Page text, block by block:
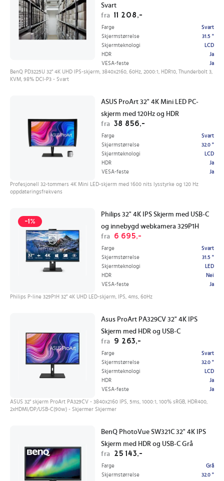
Svart
fra 11 208,-
Farge
Svart
Skjermstørrelse
31.5 "
Skjermteknologi
LCD
HDR
Ja
VESA-feste
Ja
BenQ PD3225U 32" 4K UHD IPS-skjerm, 3840x2160, 60Hz, 2000:1, HDR10, Thunderbolt 3,
KVM, 98% DCI-P3 - Svart
ASUS ProArt 32" 4K Mini LED PC-
skjerm med 120Hz og HDR
fra 38 856,-
Farge
Svart
Skjermstørrelse
32.0 "
Skjermteknologi
LCD
HDR
Ja
VESA-feste
Ja
Profesjonell 32-tommers 4K Mini LED-skjerm med 1600 nits lysstyrke og 120 Hz
oppdateringsfrekvens
-1%
Philips 32" 4K IPS Skjerm med USB-C
og innebygd webkamera 329P1H
fra
6 695,-
Farge
Svart
Skjermstørrelse
31.5 "
Skjermteknologi
LED
HDR
Nei
VESA-feste
Ja
Philips P-line 329P1H 32" 4K UHD LED-skjerm, IPS, 4ms, 60Hz
Asus ProArt PA329CV 32" 4K IPS
Skjerm med HDR og USB-C
fra
9 263,-
Farge
Svart
Skjermstørrelse
32.0 "
Skjermteknologi
LCD
HDR
Ja
VESA-feste
Ja
ASUS 32" skjerm ProArt PA329CV - 3840x2160 IPS, 5ms, 1000:1, 100% sRGB, HDR400,
2xHDMI/DP/USB-C(90w) - Skjermer Skjermer
BenQ PhotoVue SW321C 32" 4K IPS
Skjerm med HDR og USB-C Grå
fra
25 143,-
Farge
Grå
Skjermstørrelse
32.0 "